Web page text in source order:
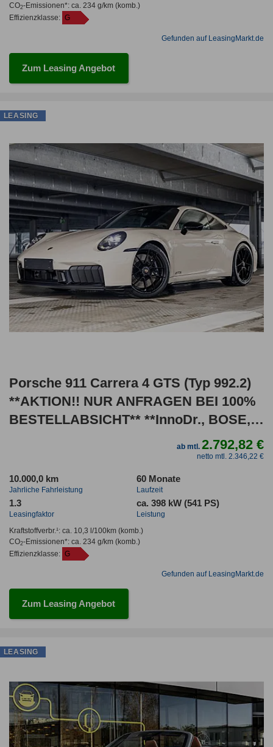
CO2-Emissionen*: ca. 234 g/km(komb.)
Effizienzklasse: G
Gefunden auf LeasingMarkt.de
Zum Leasing Angebot
Porsche 911 Carrera 4 GTS (Typ 992.2)
**AKTION!! NUR ANFRAGEN BEI 100%
BESTELLABSICHT** **InnoDr., BOSE,
ab mtl.2.792,82 €
netto mtl. 2.346,22 €
10.000,0 km
Jahrliche Fahrleistung
60 Monate
Laufzeit
1.3
Leasingfaktor
ca. 398 kW (541 PS)
Leistung
Kraftstoffverbr.¹: ca. 10,3 l/100km(komb.)
CO2-Emissionen*: ca. 234 g/km(komb.)
Effizienzklasse: G
Gefunden auf LeasingMarkt.de
Zum Leasing Angebot
LEASING
LEASING